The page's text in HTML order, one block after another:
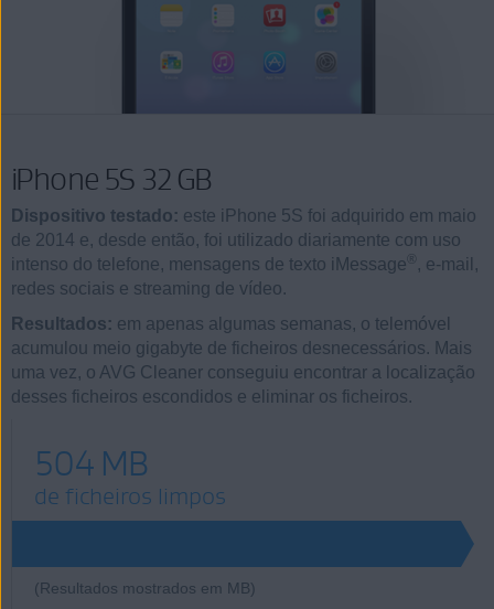
iPhone 5S 32 GB
Dispositivo testado: este iPhone 5S foi adquirido em maio
de 2014 e, desde então, foi utilizado diariamente com uso
intenso do telefone, mensagens de texto iMessage ® , e-mail,
redes sociais e streaming de vídeo.
Resultados: em apenas algumas semanas, o telemóvel
acumulou meio gigabyte de ficheiros desnecessários. Mais
uma vez, o AVG Cleaner conseguiu encontrar a localização
desses ficheiros escondidos e eliminar os ficheiros.
504 MB
de ficheiros limpos
(Resultados mostrados em MB)